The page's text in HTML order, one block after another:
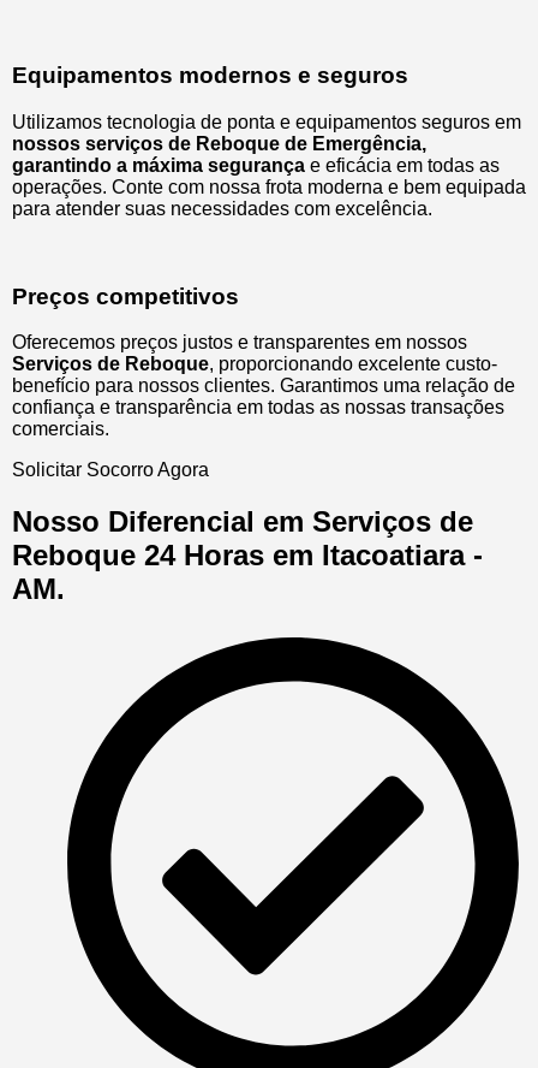
Equipamentos modernos e seguros
Utilizamos tecnologia de ponta e equipamentos seguros em
nossos serviços de Reboque de Emergência,
garantindo a máxima segurança e eficácia em todas as
operações. Conte com nossa frota moderna e bem equipada
para atender suas necessidades com excelência.
Preços competitivos
Oferecemos preços justos e transparentes em nossos
Serviços de Reboque, proporcionando excelente custo-
benefício para nossos clientes. Garantimos uma relação de
confiança e transparência em todas as nossas transações
comerciais.
Solicitar Socorro Agora
Nosso Diferencial em Serviços de
Reboque 24 Horas em Itacoatiara -
AM.